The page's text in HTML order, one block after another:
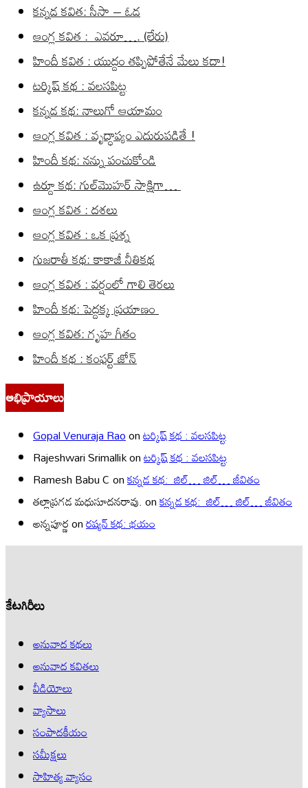
కన్నడ కవిత: సీసా – ఓడ
ఆంగ్ల కవిత : ఎవరూ…. (లేరు)
హిందీ కవిత : యుద్దం తప్పిపోతేనే మేలు కదా!
టర్కిష్ కథ : వలసపిట్ట
కన్నడ కథ: నాలుగో ఆయామం
ఆంగ్ల కవిత : వృద్ధాప్యం ఎదురుపడితే !
హిందీ కథ: నన్ను పంచుకోండి
ఉర్దూ కథ: గుల్‌మొహర్ సాక్షిగా…
ఆంగ్ల కవిత : దశలు
ఆంగ్ల కవిత : ఒక ప్రశ్న
గుజరాతీ కథ: కాకాజీ నీతికథ
ఆంగ్ల కవిత : వర్షంలో గాలి తెరలు
హిందీ కథ: పెద్దక్క ప్రయాణం
ఆంగ్ల కవిత: గృహ గీతం
హిందీ కథ : కంఫర్ట్ జోన్
అభిప్రాయాలు
Gopal Venuraja Raoonటర్కిష్ కథ : వలసపిట్ట
Rajeshwari Srimallikonటర్కిష్ కథ : వలసపిట్ట
Ramesh Babu Conకన్నడ కథ: జిల్… జిల్… జీవితం
తల్లాప్రగడ మధుసూదనరావు.onకన్నడ కథ: జిల్… జిల్… జీవితం
అన్నపూర్ణonరష్యన్ కథ: భయం
కేటగిరీలు
అనువాద కథలు
అనువాద కవితలు
వీడియోలు
వ్యాసాలు
సంపాదకీయం
సమీక్షలు
సాహిత్య వ్యాసం